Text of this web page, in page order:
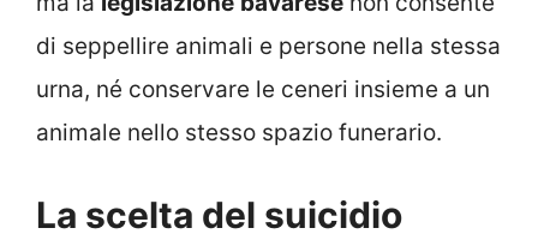
di seppellire animali e persone nella stessa
urna, né conservare le ceneri insieme a un
animale nello stesso spazio funerario.
La scelta del suicidio